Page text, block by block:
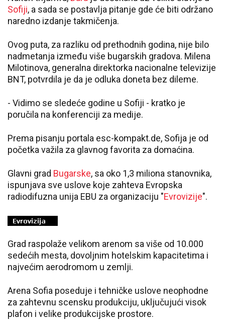
Sofiji, a sada se postavlja pitanje gde će biti održano
naredno izdanje takmičenja.
Ovog puta, za razliku od prethodnih godina, nije bilo
nadmetanja između više bugarskih gradova. Milena
Milotinova, generalna direktorka nacionalne televizije
BNT, potvrdila je da je odluka doneta bez dileme.
- Vidimo se sledeće godine u Sofiji - kratko je
poručila na konferenciji za medije.
Prema pisanju portala esc-kompakt.de, Sofija je od
početka važila za glavnog favorita za domaćina.
Glavni grad Bugarske, sa oko 1,3 miliona stanovnika,
ispunjava sve uslove koje zahteva Evropska
radiodifuzna unija EBU za organizaciju "Evrovizije".
Grad raspolaže velikom arenom sa više od 10.000
sedećih mesta, dovoljnim hotelskim kapacitetima i
najvećim aerodromom u zemlji.
Arena Sofia poseduje i tehničke uslove neophodne
za zahtevnu scensku produkciju, uključujući visok
plafon i velike produkcijske prostore.